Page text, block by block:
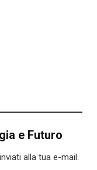
e Futuro
alla tua e-mail.